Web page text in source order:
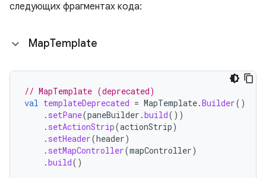
следующих фрагментах кода:
MapTemplate
// MapTemplate (deprecated)
val templateDeprecated = MapTemplate.Builder()
. setPane(paneBuilder .build())
. setActionStrip(actionStrip)
. setHeader(header)
. setMapController(mapController)
.build()